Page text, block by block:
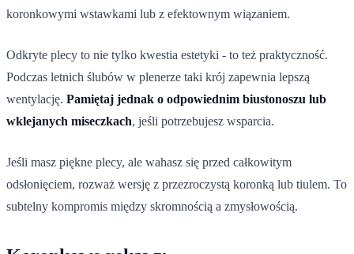
koronkowymi wstawkami lub z efektownym wiązaniem.
Odkryte plecy to nie tylko kwestia estetyki - to też praktyczność.
Podczas letnich ślubów w plenerze taki krój zapewnia lepszą
wentylację. Pamiętaj jednak o odpowiednim biustonoszu lub
wklejanych miseczkach, jeśli potrzebujesz wsparcia.
Jeśli masz piękne plecy, ale wahasz się przed całkowitym
odsłonięciem, rozważ wersję z przezroczystą koronką lub tiulem. To
subtelny kompromis między skromnością a zmysłowością.